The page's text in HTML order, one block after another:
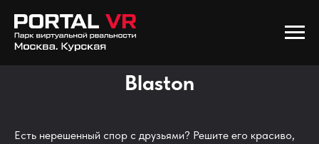
Blaston
Есть нерешенный спор с друзьями? Решите его красиво,